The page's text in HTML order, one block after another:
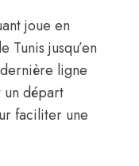
joue en
Tunis jusqu’en
ligne
départ
faciliter une